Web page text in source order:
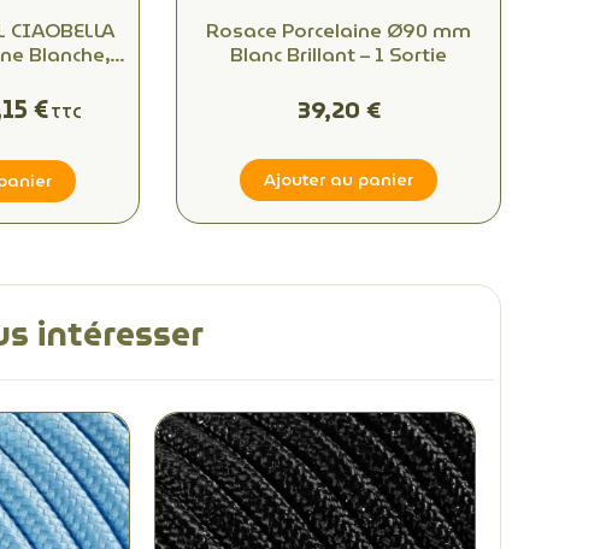
Blanche,
€TTC
Rosace Porcelaine Ø90 mm
Blanc Brillant – 1 Sortie
39,20 €
Ajouter au panier
intéresser